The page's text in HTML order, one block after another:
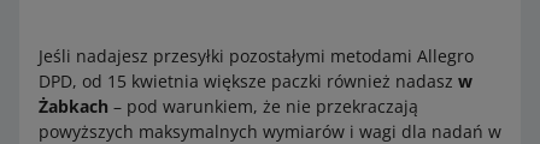
Jeśli nadajesz przesyłki pozostałymi metodami Allegro
DPD, od 15 kwietnia większe paczki również nadasz w
Żabkach – pod warunkiem, że nie przekraczają
powyższych maksymalnych wymiarów i wagi dla nadań w